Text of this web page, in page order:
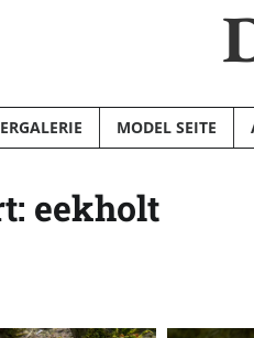
MODEL SEITE
eekholt